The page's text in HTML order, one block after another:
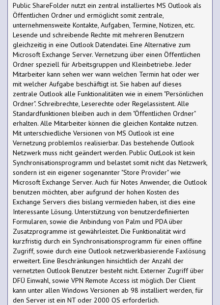
Public ShareFolder nutzt ein zentral installiertes MS Outlook als
Öffentlichen Ordner und ermöglicht somit zentrale,
unternehmensweite Kontakte, Aufgaben, Termine, Notizen, etc.
Lesende und schreibende Rechte mit mehreren Benutzern
gleichzeitig in eine Outlook Datendatei. Eine Alternative zum
Microsoft Exchange Server. Vernetzung über einen Öffentlichen
Ordner speziell für Arbeitsgruppen und Kleinbetriebe. Jeder
Mitarbeiter kann sehen wer wann welchen Termin hat oder wer
mit welcher Aufgabe beschäftigt ist. Sie haben auf dieses
zentrale Outlook alle Funktionalitäten wie in einem "Persönlichen
Ordner". Schreibrechte, Leserechte oder Regelassistent. Alle
Standardfunktionen bleiben auch in dem "Öffentlichen Ordner"
erhalten. Alle Mitarbeiter können die gleichen Kontakte nutzen.
Mit unterschiedliche Versionen von MS Outlook ist eine
Vernetzung problemlos realisierbar. Das bestehende Outlook
Netzwerk muss nicht geändert werden. Public OutLook ist kein
Synchronisationsprogramm und belastet somit nicht das Netzwerk,
sondern ist ein eigener sogenannter "Store Provider" wie
Microsoft Exchange Server. Auch für Notes Anwender, die Outlook
benutzen möchten, aber aufgrund der hohen Kosten des
Exchange Servers dies bislang vermieden haben, ist dies eine
Interessante Lösung. Unterstützung von benutzerdefinierten
Formularen, sowie die Anbindung von Palm und PDA über
Zusatzprogramme ist gewährleistet. Die Funktionalität wird
kurzfristig durch ein Synchronisationsprogramm für einen offline
Zugriff, sowie durch eine Outlook netzwerkbasierende Faxlösung
erweitert. Eine Beschränkungen hinsichtlich der Anzahl der
vernetzten Outlook Benutzer besteht nicht. Externer Zugriff über
DFÜ Einwahl, sowie VPN Remote Access ist möglich. Der Client
kann unter allen Windows Versionen ab 98 installiert werden, für
den Server ist ein NT oder 2000 OS erforderlich.